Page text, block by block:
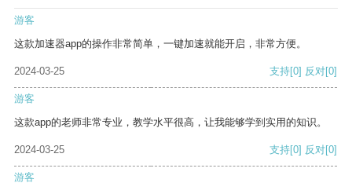
游客
这款加速器app的操作非常简单，一键加速就能开启，非常方便。
2024-03-25 支持[0] 反对[0]
游客
这款app的老师非常专业，教学水平很高，让我能够学到实用的知识。
2024-03-25 支持[0] 反对[0]
游客